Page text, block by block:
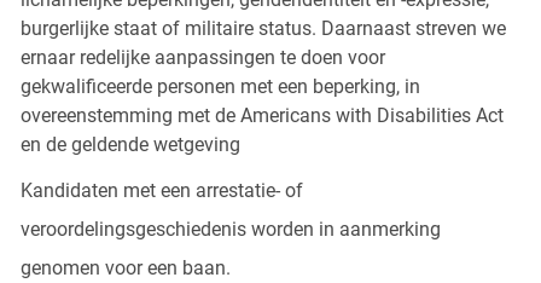
burgerlijke staat of militaire status. Daarnaast streven we
ernaar redelijke aanpassingen te doen voor
gekwalificeerde personen met een beperking, in
overeenstemming met de Americans with Disabilities Act
en de geldende wetgeving
Kandidaten met een arrestatie- of
veroordelingsgeschiedenis worden in aanmerking
genomen voor een baan.